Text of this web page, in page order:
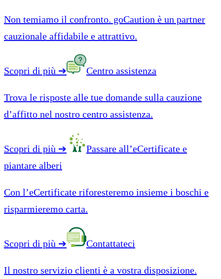
Non temiamo il confronto. goCaution è un partner
cauzionale affidabile e attrattivo.
Scopri di più ➔ Centro assistenza
Trova le risposte alle tue domande sulla cauzione
d’affitto nel nostro centro assistenza.
Scopri di più ➔
Passare all’eCertificate e
piantare alberi
Con l’eCertificate riforesteremo insieme i boschi e
risparmieremo carta.
Scopri di più ➔ Contattateci
Il nostro servizio clienti è a vostra disposizione.